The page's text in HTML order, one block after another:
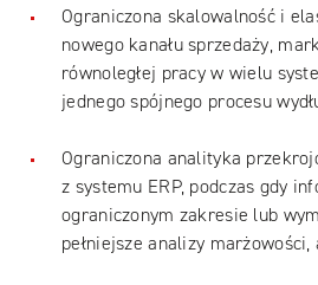
Ograniczona skalowalność i
nowego kanału sprzedaży,
równoległej pracy w wielu
jednego spójnego procesu
Ograniczona analityka
z systemu ERP, podczas gdy
ograniczonym zakresie lub
pełniejsze analizy